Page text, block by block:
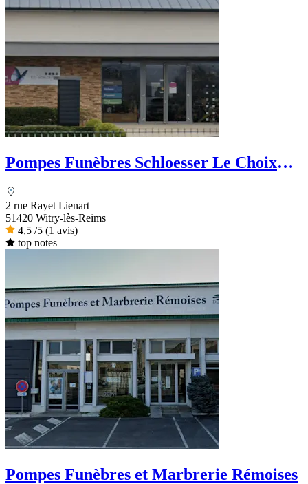
Pompes Funèbres Schloesser Le Choix
2 rue Rayet Lienart
51420 Witry-lès-Reims
4,5 /5 (1 avis)
top notes
Pompes Funèbres et Marbrerie Rémoises